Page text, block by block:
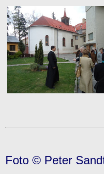
Foto © Peter